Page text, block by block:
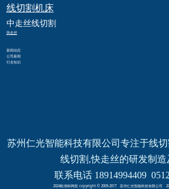
线切割机床
中走丝线切割
快走丝
新闻动态
公司新闻
行业知识
苏州仁光智能科技有限公司专注于线
线切割,快走丝的研发制造
联系电话 18914994409
2024欧洲杯网投 copyright © 2009-2017 苏州仁光智能科技有限公司